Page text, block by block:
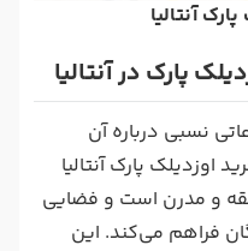
آنتالیا
پارک در آنتالیا
نسبی درباره آن
اوزدیلک پارک آنتالیا
و مدرن است و فضایی
فراهم می‌کند. این